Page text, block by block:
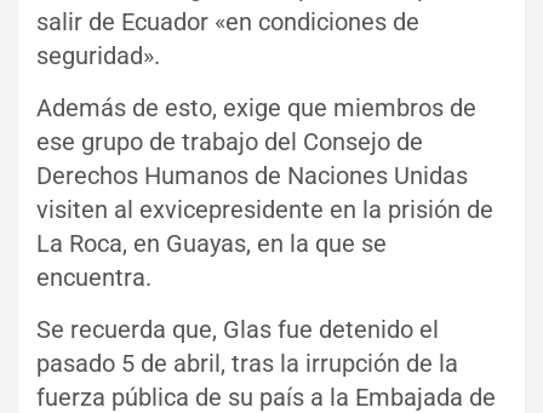
salir de Ecuador «en condiciones de
seguridad».
Además de esto, exige que miembros de
ese grupo de trabajo del Consejo de
Derechos Humanos de Naciones Unidas
visiten al exvicepresidente en la prisión de
La Roca, en Guayas, en la que se
encuentra.
Se recuerda que, Glas fue detenido el
pasado 5 de abril, tras la irrupción de la
fuerza pública de su país a la Embajada de